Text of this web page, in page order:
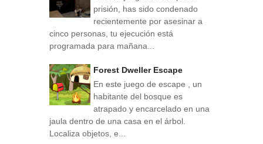
prisión, has sido condenado
recientemente por asesinar a
cinco personas, tu ejecución está
programada para mañana...
Forest Dweller Escape
En este juego de escape , un
habitante del bosque es
atrapado y encarcelado en una
jaula dentro de una casa en el árbol.
Localiza objetos, e...